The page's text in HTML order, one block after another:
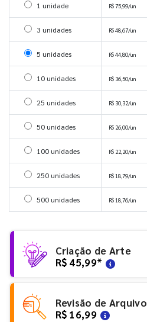
Selecionar 1 unidade
1 unidade R$ 75,99/un
Selecionar 3 unidades
3 unidades R$ 48,67/un
Selecionar 5 unidades
5 unidades R$ 44,80/un
Selecionar 10 unidades
10 unidades R$ 36,50/un
Selecionar 25 unidades
25 unidades R$ 30,32/un
Selecionar 50 unidades
50 unidades R$ 26,00/un
Selecionar 100 unidades
100 unidades R$ 22,20/un
Selecionar 250 unidades
250 unidades R$ 18,79/un
Selecionar 500 unidades
500 unidades R$ 18,76/un
Criação de Arte
R$ 45,99*
Revisão de Arquivo
R$ 16,99